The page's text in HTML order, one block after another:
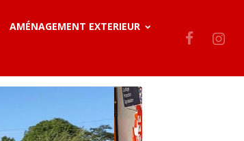
AMÉNAGEMENT EXTERIEUR